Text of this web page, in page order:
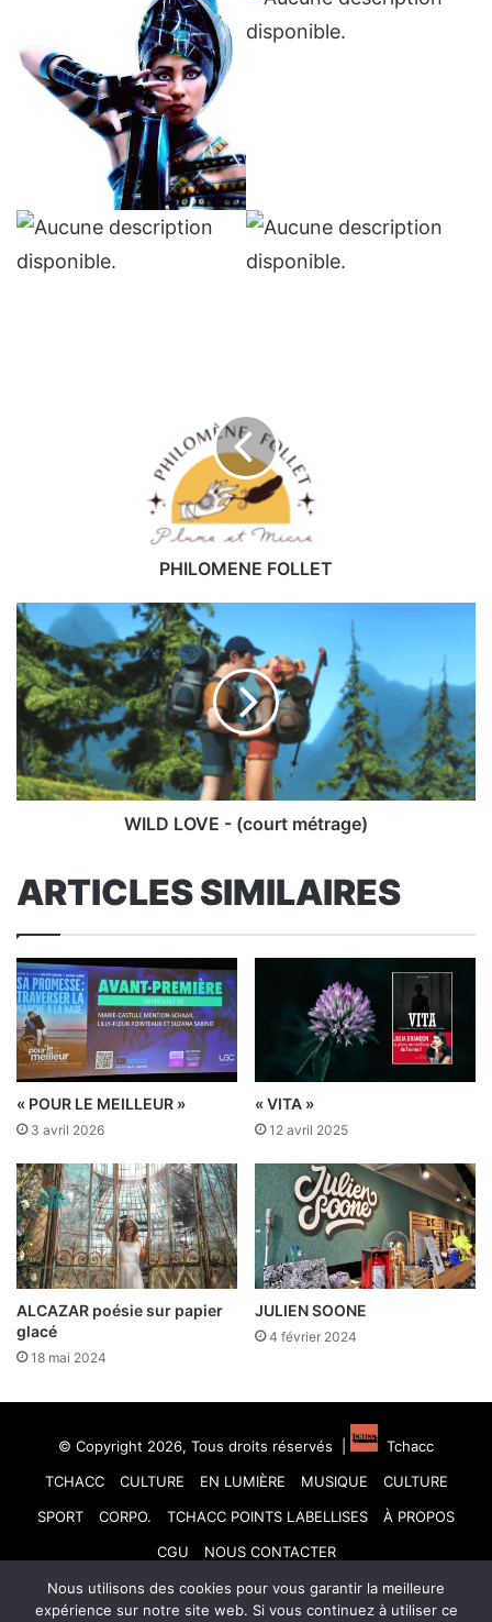
PHILOMENE FOLLET
WILD
LOVE
-
(court
métrage)
WILD LOVE - (court métrage)
ARTICLES SIMILAIRES
« POUR LE MEILLEUR »
3 avril 2026
« VITA »
12 avril 2025
ALCAZAR poésie sur papier
glacé
18 mai 2024
JULIEN SOONE
4 février 2024
© Copyright 2026, Tous droits réservés |
Tchacc
TCHACC
CULTURE EN LUMIÈRE MUSIQUE
CULTURE
SPORT
CORPO. TCHACC POINTS LABELLISES
À PROPOS
CGU
NOUS CONTACTER
Facebook
X LinkedinYouTubeInstagram
TikTok
Nous utilisons des cookies pour vous garantir la meilleure
expérience sur notre site web. Si vous continuez à utiliser ce